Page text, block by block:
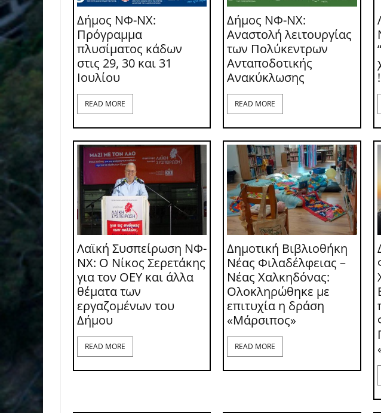
Δήμος ΝΦ-ΝΧ:
Πρόγραμμα
πλυσίματος κάδων
στις 29, 30 και 31
Ιουλίου
READ MORE
Δήμος ΝΦ-ΝΧ:
Αναστολή λειτουργίας
των Πολύκεντρων
Ανταποδοτικής
Ανακύκλωσης
READ MORE
!
Λαϊκή Συσπείρωση ΝΦ-
ΝΧ: O Νίκος Σερετάκης
για τον ΟΕΥ και άλλα
θέματα των
εργαζομένων του
Δήμου
READ MORE
Δημοτική Βιβλιοθήκη
Νέας Φιλαδέλφειας –
Νέας Χαλκηδόνας:
Ολοκληρώθηκε με
επιτυχία η δράση
«Μάρσιπος»
READ MORE